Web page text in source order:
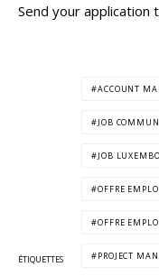
Send your application
ÉTIQUETTES
ACCOUNT
JOB
JOB
OFFRE
OFFRE
PROJECT